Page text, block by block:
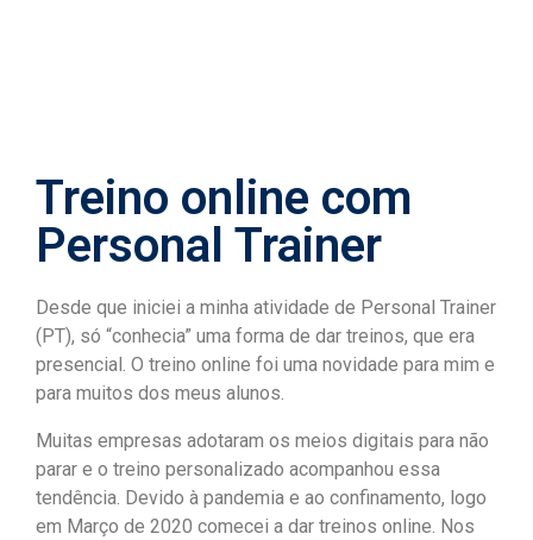
Treino online com
Personal Trainer
Desde que iniciei a minha atividade de Personal Trainer
(PT), só “conhecia” uma forma de dar treinos, que era
presencial. O treino online foi uma novidade para mim e
para muitos dos meus alunos.
Muitas empresas adotaram os meios digitais para não
parar e o treino personalizado acompanhou essa
tendência. Devido à pandemia e ao confinamento, logo
em Março de 2020 comecei a dar treinos online. Nos